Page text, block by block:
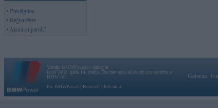
• Pieslēgties
• Reģistrēties
• Aizmirsi paroli?
Vortāls BMWPower.lv darbojas
kopš 2002. gada 14. maija. Tas nav auto klubs un nav saistīts ar
BMW AG.
Par BMWPower
Kontakti Reklāma
Galvena